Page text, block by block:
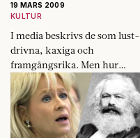
19 MARS 2009
KULTUR
I media beskrivs de som lust­
drivna, kaxiga och
framgångsrika. Men hur
lyckade är 80-talisterna?